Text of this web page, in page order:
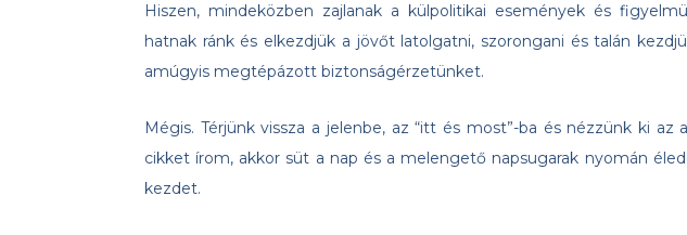
Hiszen, mindeközben zajlanak a külpolitikai események és
hatnak ránk és elkezdjük a jövőt latolgatni, szorongani és talán
amúgyis megtépázott biztonságérzetünket.
Mégis. Térjünk vissza a jelenbe, az “itt és most”-ba és nézzünk ki
cikket írom, akkor süt a nap és a melengető napsugarak nyomán
kezdet.